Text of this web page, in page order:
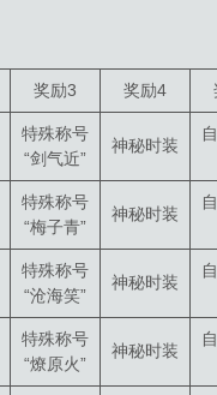
奖励3 奖励4
特殊称号
“剑气近”
神秘时装
特殊称号
“梅子青”
神秘时装
特殊称号
“沧海笑”
神秘时装
特殊称号
“燎原火”
神秘时装